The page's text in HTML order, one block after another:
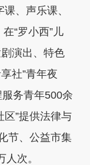
、声乐课、
“罗小西”儿
演出、特色
社”青年夜
务青年500余
区”提供法律与
节、公益市集
次。